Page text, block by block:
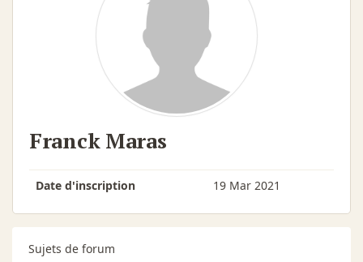
Franck Maras
Date d'inscription 19 Mar 2021
Sujets de forum